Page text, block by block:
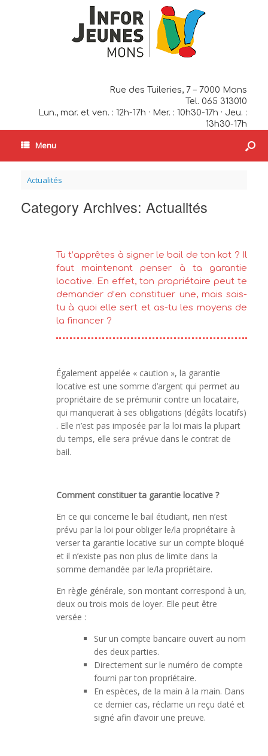
Rue des Tuileries, 7 – 7000 Mons
Tel. 065 313010
Lun., mar. et ven. : 12h-17h · Mer. : 10h30-17h · Jeu. :
13h30-17h
Menu
Actualités
Category Archives: Actualités
Tu t’apprêtes à signer le bail de ton kot ? Il
faut maintenant penser à ta garantie
locative. En effet, ton propriétaire peut te
demander d’en constituer une, mais sais-
tu à quoi elle sert et as-tu les moyens de
la financer ?
Également appelée « caution », la garantie
locative est une somme d’argent qui permet au
propriétaire de se prémunir contre un locataire,
qui manquerait à ses obligations (dégâts locatifs)
. Elle n’est pas imposée par la loi mais la plupart
du temps, elle sera prévue dans le contrat de
bail.
Comment constituer ta garantie locative ?
En ce qui concerne le bail étudiant, rien n’est
prévu par la loi pour obliger le/la propriétaire à
verser ta garantie locative sur un compte bloqué
et il n’existe pas non plus de limite dans la
somme demandée par le/la propriétaire.
En règle générale, son montant correspond à un,
deux ou trois mois de loyer. Elle peut être
versée :
Sur un compte bancaire ouvert au nom
des deux parties.
Directement sur le numéro de compte
fourni par ton propriétaire.
En espèces, de la main à la main. Dans
ce dernier cas, réclame un reçu daté et
signé afin d’avoir une preuve.